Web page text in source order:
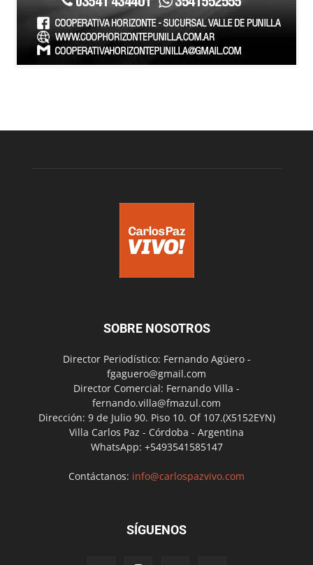
SOBRE NOSOTROS
Director Periodístico: Fernando Agüero -
fgaguero@gmail.com
Director Comercial: Fernando Villa -
fernando.villa@fmazul.com
Dirección: 9 de Julio 90. Piso 10. Of 107.(X5152EYN)
Villa Carlos Paz - Córdoba - Argentina
WhatsApp: +5493541585147
Contáctanos: info@carlospazvivo.com
SÍGUENOS